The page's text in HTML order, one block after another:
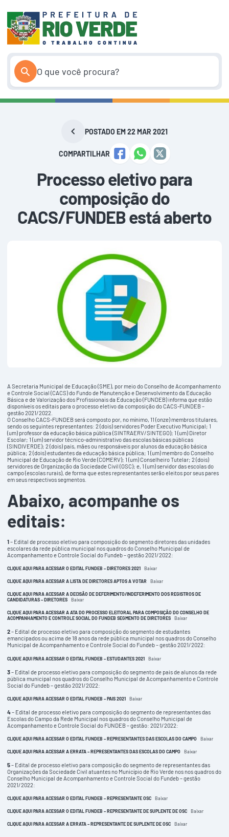
conteúdo
POSTADO EM 22 MAR 2021
COMPARTILHAR
Processo eletivo para
composição do
CACS/FUNDEB está aberto
A Secretaria Municipal de Educação (SME), por meio do Conselho de Acompanhamento
e Controle Social (CACS) do Fundo de Manutenção e Desenvolvimento da Educação
Básica e de Valorização dos Profissionais da Educação (FUNDEB) informa que estão
disponíveis os editais para o processo eletivo da composição do CACS-FUNDEB –
gestão 2021/2022.
O Conselho CACS-FUNDEB será composto por, no mínimo, 11 (onze) membros titulares,
sendo os seguintes representantes: 2 (dois) servidores Poder Executivo Municipal; 1
(um) professor da educação básica pública (SINTRAERV/SINTEGO); 1 (um) Diretor
Escolar; 1 (um) servidor técnico-administrativo das escolas básicas públicas
(SINDIVERDE); 2 (dois) pais, mães ou responsáveis por alunos da educação básica
pública; 2 (dois) estudantes da educação básica pública; 1 (um) membro do Conselho
Municipal de Educação de Rio Verde (COMERV); 1 (um) Conselheiro Tutelar; 2 (dois)
servidores de Organização da Sociedade Civil (OSC); e, 1 (um) servidor das escolas do
campo (escolas rurais), de forma que estes representantes serão eleitos por seus pares
em seus respectivos segmentos.
Abaixo, acompanhe os
editais:
1– Edital de processo eletivo para composição do segmento diretores das unidades
escolares da rede pública municipal nos quadros do Conselho Municipal de
Acompanhamento e Controle Social do Fundeb – gestão 2021/2022:
CLIQUE AQUI PARA ACESSAR O EDITAL FUNDEB – DIRETORES 2021 Baixar
CLIQUE AQUI PARA ACESSAR A LISTA DE DIRETORES APTOS A VOTAR Baixar
CLIQUE AQUI PARA ACESSAR A DECISÃO DE DEFERIMENTO/INDEFERIMENTO DOS REGISTROS DE
CANDIDATURAS – DIRETORES
Baixar
CLIQUE AQUI PARA ACESSAR A ATA DO PROCESSO ELEITORAL PARA COMPOSIÇÃO DO CONSELHO DE
ACOMPANHAMENTO E CONTROLE SOCIAL DO FUNDEB SEGMENTO DE DIRETORES
Baixar
2– Edital de processo eletivo para composição do segmento de estudantes
emancipados ou acima de 18 anos da rede pública municipal nos quadros do Conselho
Municipal de Acompanhamento e Controle Social do Fundeb – gestão 2021/2022:
CLIQUE AQUI PARA ACESSAR O EDITAL FUNDEB – ESTUDANTES 2021 Baixar
3– Edital de processo eletivo para composição do segmento de pais de alunos da rede
pública municipal nos quadros do Conselho Municipal de Acompanhamento e Controle
Social do Fundeb – gestão 2021/2022:
CLIQUE AQUI PARA ACESSAR O EDITAL FUNDEB – PAIS 2021 Baixar
4– Edital de processo eletivo para composição do segmento de representantes das
Escolas do Campo da Rede Municipal nos quadros do Conselho Municipal de
Acompanhamento e Controle Social do FUNDEB – gestão: 2021/2022:
CLIQUE AQUI PARA ACESSAR O EDITAL FUNDEB – REPRESENTANTES DAS ESCOLAS DO CAMPO Baixar
CLIQUE AQUI PARA ACESSAR A ERRATA – REPRESENTANTES DAS ESCOLAS DO CAMPO Baixar
5– Edital de processo eletivo para composição do segmento de representantes das
Organizações da Sociedade Civil atuantes no Município de Rio Verde nos nos quadros do
Conselho Municipal de Acompanhamento e Controle Social do Fundeb – gestão
2021/2022:
CLIQUE AQUI PARA ACESSAR O EDITAL FUNDEB – REPRESENTANTE OSC Baixar
CLIQUE AQUI PARA ACESSAR O EDITAL FUNDEB – REPRESENTANTE DE SUPLENTE DE OSC Baixar
CLIQUE AQUI PARA ACESSAR A ERRATA – REPRESENTANTE DE SUPLENTE DE OSC Baixar